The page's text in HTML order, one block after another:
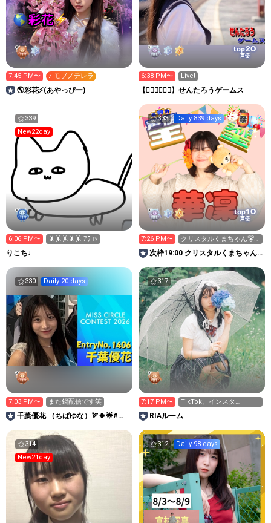
7:45 PM〜 ♪ モブノデレラ
🌎彩花⚡️(あやっぴー)
top20
声優
6:38 PM〜 Live!
【👉🏻🚋🚋👈🏻】せんたろうゲームス
339
New22day
6:06 PM〜 🤸🤸🤸🤸🤸 ｱﾗﾖｯ
りこち♩
333 Daily 839 days
top10
声優
7:26 PM〜
クリスタルくまちゃん🐻️
集め中
次枠19:00 クリスタルくまちゃん
330 Daily 20 days
7:03 PM〜 また鍋配信です笑
千葉優花 （ちばゆな）🏹🍀🌟#ミ
317
7:17 PM〜
TikTok、インスタ
RIAルーム
314
New21day
312 Daily 98 days